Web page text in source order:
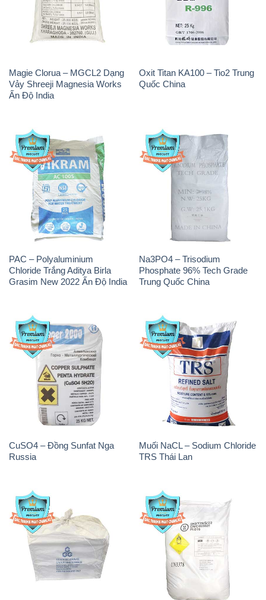
Magie Clorua – MGCL2 Dạng
Vảy Shreeji Magnesia Works
Ấn Độ India
Oxit Titan KA100 – Tio2 Trung
Quốc China
PAC – Polyaluminium
Chloride Trắng Aditya Birla
Grasim New 2022 Ấn Độ India
Na3PO4 – Trisodium
Phosphate 96% Tech Grade
Trung Quốc China
CuSO4 – Đồng Sunfat Nga
Russia
Muối NaCL – Sodium Chloride
TRS Thái Lan